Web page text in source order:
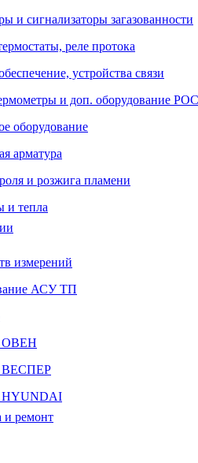
и сигнализаторы загазованности
реле протока
устройства связи
и доп. оборудование
оборудование
арматура
и розжига пламени
и тепла
измерений
АСУ ТП
ОВЕН
ВЕСПЕР
HYUNDAI
и ремонт